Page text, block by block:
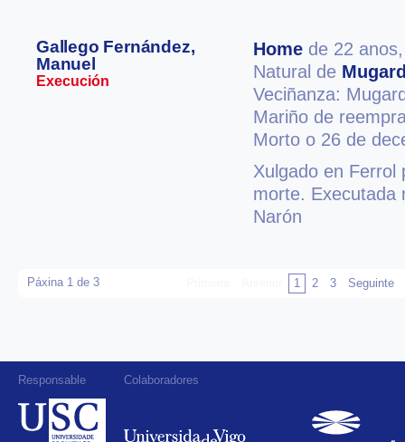
Gallego Fernández,
Manuel
Execución
Home de 22
Natural de
Veciñanza:
Mariño de
Morto o 26 de
Xulgado en Ferrol
morte. Executada
Narón
Páxina 1 de 3 1 2 3 Seguinte
Responsable Colaboradores